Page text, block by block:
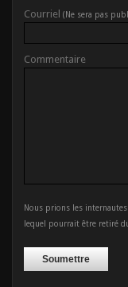
Courriel (Ne sera pas
Commentaire
Nous prions les
lequel pourrait être retiré